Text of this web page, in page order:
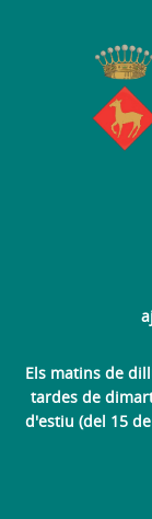
Els matins de
tardes de
d'estiu (del 15